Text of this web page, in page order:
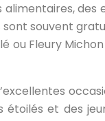
souvent
ou Fleury
et des